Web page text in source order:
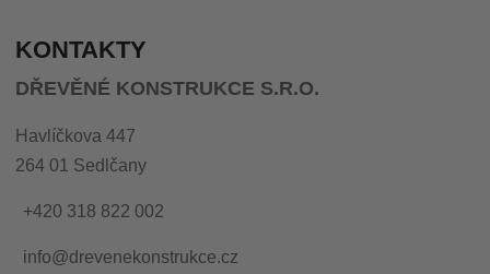
KONTAKTY
DŘEVĚNÉ KONSTRUKCE S.R.O.
Havlíčkova 447
264 01 Sedlčany
+420 318 822 002
info@drevenekonstrukce.cz